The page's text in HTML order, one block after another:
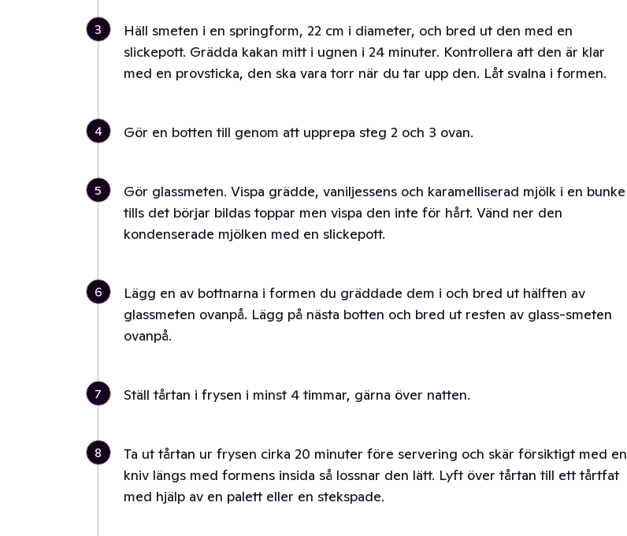
3
Häll smeten i en springform, 22 cm i diameter, och bred ut den med en
slickepott. Grädda kakan mitt i ugnen i 24 minuter. Kontrollera att den är klar
med en provsticka, den ska vara torr när du tar upp den. Låt svalna i formen.
4 Gör en botten till genom att upprepa steg 2 och 3 ovan.
5
Gör glassmeten. Vispa grädde, vaniljessens och karamelliserad mjölk i en bunke
tills det börjar bildas toppar men vispa den inte för hårt. Vänd ner den
kondenserade mjölken med en slickepott.
6
Lägg en av bottnarna i formen du gräddade dem i och bred ut hälften av
glassmeten ovanpå. Lägg på nästa botten och bred ut resten av glass-smeten
ovanpå.
7 Ställ tårtan i frysen i minst 4 timmar, gärna över natten.
8
Ta ut tårtan ur frysen cirka 20 minuter före servering och skär försiktigt med en
kniv längs med formens insida så lossnar den lätt. Lyft över tårtan till ett tårtfat
med hjälp av en palett eller en stekspade.